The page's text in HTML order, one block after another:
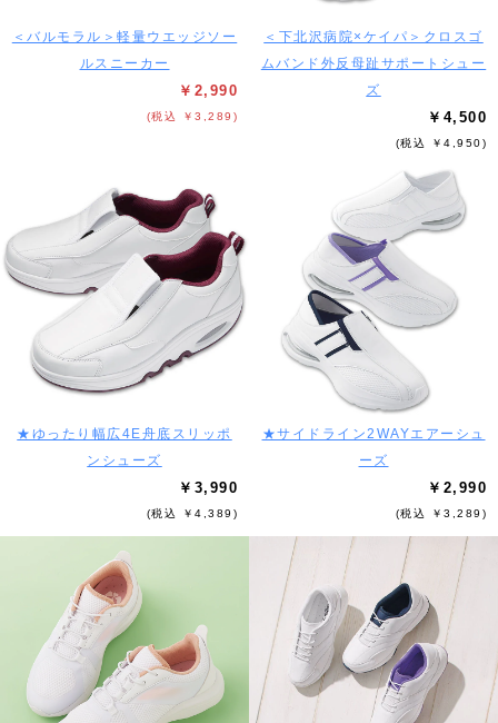
＜バルモラル＞軽量ウエッジソー
ルスニーカー
￥2,990
(税込 ￥3,289)
＜下北沢病院×ケイパ＞クロスゴ
ムバンド外反母趾サポートシュー
ズ
￥4,500
(税込 ￥4,950)
★ゆったり幅広4E舟底スリッポ
ンシューズ
￥3,990
(税込 ￥4,389)
★サイドライン2WAYエアーシュ
ーズ
￥2,990
(税込 ￥3,289)